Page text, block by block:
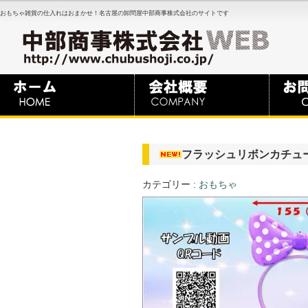
おもちゃ雑貨の仕入れはおまかせ！名古屋の卸問屋中部商事株式会社のサイトです
フラッシュリボンカチュ
カテゴリー : おもちゃ